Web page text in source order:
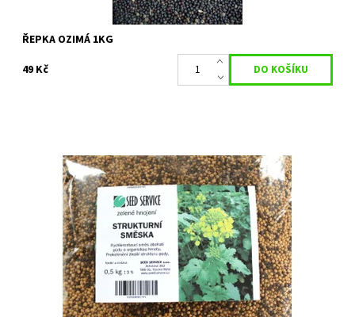
ŘEPKA OZIMÁ 1KG
49 Kč
Rychle rostoucí směs obohacující půdu o organickou
hmotu. Prokořenění zlepší strukturu půdy. Hořčice má
nematocidní účinek – potlačuje škůdce.
Dostupnost:
Skladem 22 ks
80/656